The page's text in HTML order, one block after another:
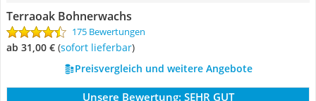
Terraoak Bohnerwachs
175 Bewertungen
ab 31,00 € ( Sofort lieferbar)
Preisvergleich und weitere Angebote
Unsere Bewertung: SEHR GUT